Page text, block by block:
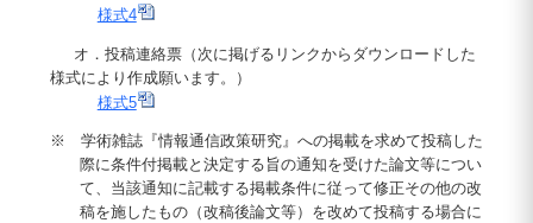
様式4
オ．投稿連絡票（次に掲げるリンクからダウンロードした
様式により作成願います。）
様式5
※ 学術雑誌『情報通信政策研究』への掲載を求めて投稿した
際に条件付掲載と決定する旨の通知を受けた論文等につい
て、当該通知に記載する掲載条件に従って修正その他の改
稿を施したもの（改稿後論文等）を改めて投稿する場合に